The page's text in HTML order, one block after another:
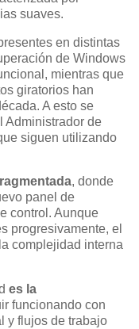
suaves.
en distintas
de Windows
mientras que
giratorios han
A esto se
Administrador de
siguen utilizando
, donde
panel de
control. Aunque
progresivamente, el
complejidad interna
es la
funcionando con
y flujos de trabajo